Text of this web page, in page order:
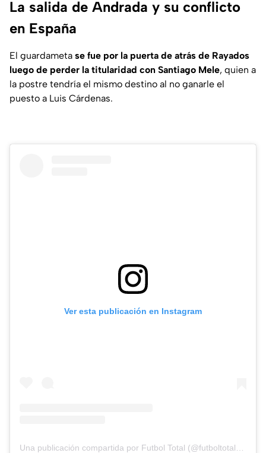
La salida de Andrada y su conflicto
en España
El guardameta se fue por la puerta de atrás de Rayados
luego de perder la titularidad con Santiago Mele, quien a
la postre tendría el mismo destino al no ganarle el
puesto a Luis Cárdenas.
Ver esta publicación en Instagram